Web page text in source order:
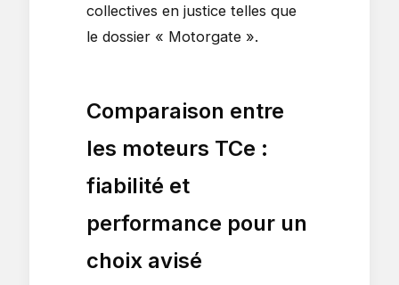
collectives en justice telles que
le dossier « Motorgate ».
Comparaison entre
les moteurs TCe :
fiabilité et
performance pour un
choix avisé